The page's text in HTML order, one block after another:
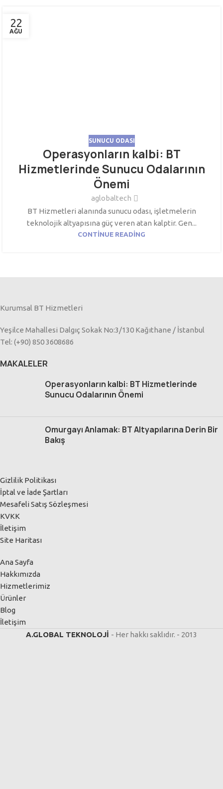
22
AĞU
SUNUCU ODASI
Operasyonların kalbi: BT
Hizmetlerinde Sunucu Odalarının
Önemi
aglobaltech
BT Hizmetleri alanında sunucu odası, işletmelerin
teknolojik altyapısına güç veren atan kalptir. Gen...
CONTINUE READING
Kurumsal BT Hizmetleri
Yeşilce Mahallesi Dalgıç Sokak No:3/130 Kağıthane / İstanbul
Tel: (+90) 850 3608686
MAKALELER
Operasyonların kalbi: BT Hizmetlerinde
Sunucu Odalarının Önemi
Omurgayı Anlamak: BT Altyapılarına Derin Bir
Bakış
Gizlilik Politikası
İptal ve İade Şartları
Mesafeli Satış Sözleşmesi
KVKK
İletişim
Site Haritası
Ana Sayfa
Hakkımızda
Hizmetlerimiz
Ürünler
Blog
İletişim
A.GLOBAL TEKNOLOJİ - Her hakkı saklıdır. - 2013